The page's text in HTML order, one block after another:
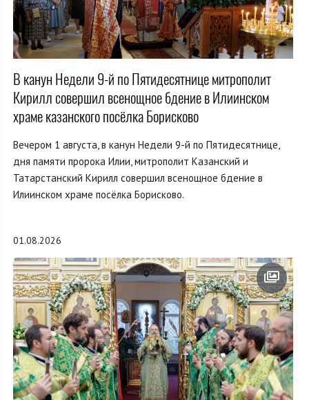
В канун Недели 9-й по Пятидесятнице митрополит
Кирилл совершил всенощное бдение в Илиинском
храме казанского посёлка Борисково
Вечером 1 августа, в канун Недели 9-й по Пятидесятнице,
дня памяти пророка Илии, митрополит Казанский и
Татарстанский Кирилл совершил всенощное бдение в
Илиинском храме посёлка Борисково.
01.08.2026